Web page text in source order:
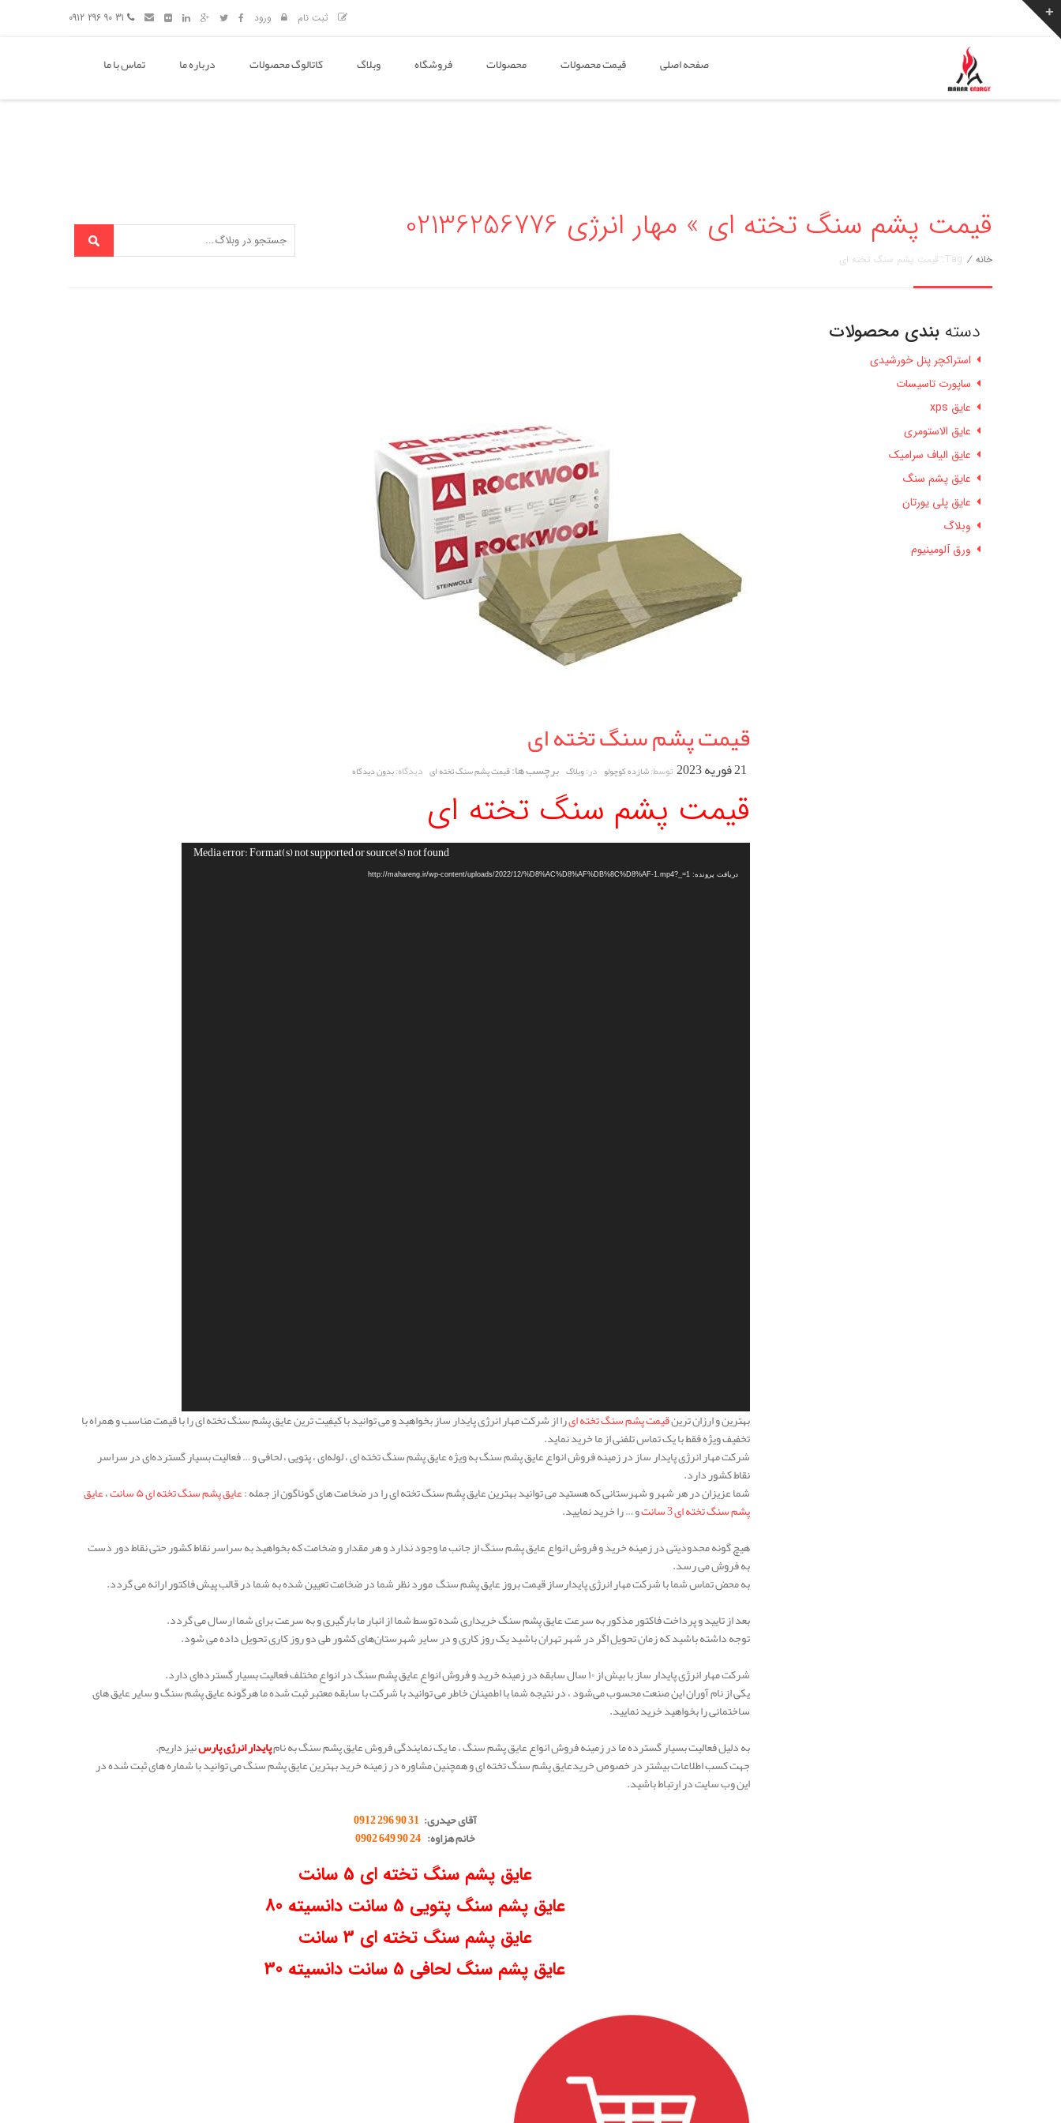
ثبت نام ورود
صفحه اصلی قیمت محصولات محصولات فروشگاه وبلاگ کاتالوگ محصولات درباره ما تماس با ما
قیمت پشم سنگ تخته ای » مهار انرژی 02136256776
خانه / Tag: قیمت پشم سنگ تخته ای
قیمت پشم سنگ تخته ای
21 فوریه 2023 توسط:شازده کوچولو در:وبلاگ برچسب ها:قیمت پشم سنگ تخته ای دیدگاه:بدون دیدگاه
قیمت پشم سنگ تخته ای
ویدیو
Media error: Format(s) not supported or source(s) not found
دریافت پرونده: http://mahareng.ir/wp-content/uploads/2022/12/%D8%AC%D8%AF%DB%8C%D8%AF-1.mp4?_=1
بهترین و ارزان ترینقیمت پشم سنگ تخته ایرا از شرکت مهار انرژی پایدار ساز بخواهید و می توانید با کیفیت ترین عایق پشم سنگ تخته ای را با قیمت مناسب و همراه با
تخفیف ویژه فقط با یک تماس تلفنی از ما خرید نماید.
شرکت مهار انرژی پایدار ساز در زمینه فروش انواع عایق پشم سنگ به ویژه عایق پشم سنگ تخته ای ، لوله‌ای ، پتویی ، لحافی و … فعالیت بسیار گسترده‌ای در سراسر
نقاط کشور دارد.
شما عزیزان در هر شهر و شهرستانی که هستید می توانید بهترین عایق پشم سنگ تخته ای را در ضخامت های گوناگون از جمله :عایق پشم سنگ تخته ای ۵ سانت ،عایق
پشم سنگ تخته ای 3 سانت
و … را خرید نمایید.
هیچ گونه محدودیتی در زمینه خرید و فروش انواع عایق پشم سنگ از جانب ما وجود ندارد و هر مقدار و ضخامت که بخواهید به سراسر نقاط کشور حتی نقاط دور دست
به فروش می رسد.
به محض تماس شما با شرکت مهار انرژی پایدارساز قیمت بروز عایق پشم سنگ مورد نظر شما در ضخامت تعیین شده به شما در قالب پیش فاکتور ارائه می گردد.
بعد از تایید و پرداخت فاکتور مذکور به سرعت عایق پشم سنگ خریداری شده توسط شما از انبار ما بارگیری و به سرعت برای شما ارسال می گردد.
توجه داشته باشید که زمان تحویل اگر در شهر تهران باشید یک روز کاری و در سایر شهرستان‌های کشور طی دو روز کاری تحویل داده می شود.
شرکت مهار انرژی پایدار ساز با بیش از ۱۰ سال سابقه در زمینه خرید و فروش انواع عایق پشم سنگ در انواع مختلف فعالیت بسیار گسترده‌ای دارد.
یکی از نام آوران این صنعت محسوب می‌شود ، در نتیجه شما با اطمینان خاطر می توانید با شرکت با سابقه معتبر ثبت شده ما هرگونه عایق پشم سنگ و سایر عایق های
ساختمانی را بخواهید خرید نمایید.
به دلیل فعالیت بسیار گسترده ما در زمینه فروش انواع عایق پشم سنگ ، ما یک نمایندگی فروش عایق پشم سنگ به نامپایدار انرژی پارسنیز داریم.
جهت کسب اطلاعات بیشتر در خصوص خریدعایق پشم سنگ تخته ای و همچنین مشاوره در زمینه خرید بهترین عایق پشم سنگ می توانید با شماره های ثبت شده در
این وب سایت در ارتباط باشید.
آقای حیدری: 31 90 296 0912
خانم هزاوه:24 90 649 0902
عایق پشم سنگ تخته ای 5 سانت
عایق پشم سنگ پتویی 5 سانت دانسیته 80
عایق پشم سنگ تخته ای 3 سانت
عایق پشم سنگ لحافی 5 سانت دانسیته 30
دسته بندی محصولات
استراکچر پنل خورشیدی
ساپورت تاسیسات
عایق xps
عایق الاستومری
عایق الیاف سرامیک
عایق پشم سنگ
عایق پلی یورتان
وبلاگ
ورق آلومینیوم